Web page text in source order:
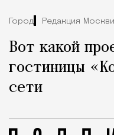
Город Редакция
Вот какой
гостиницы
сети